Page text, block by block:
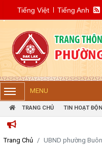
Tiếng Việt Tiếng Anh
MENU
TRANG CHỦ TIN HOẠT
Trang Chủ UBND phường